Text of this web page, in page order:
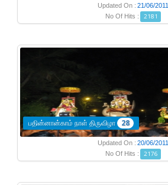
Updated On : 21/06/2011
No Of Hits :
2181
பதின்னான்காம் நாள் திருவிழா 28
Updated On : 20/06/2011
No Of Hits :
2176